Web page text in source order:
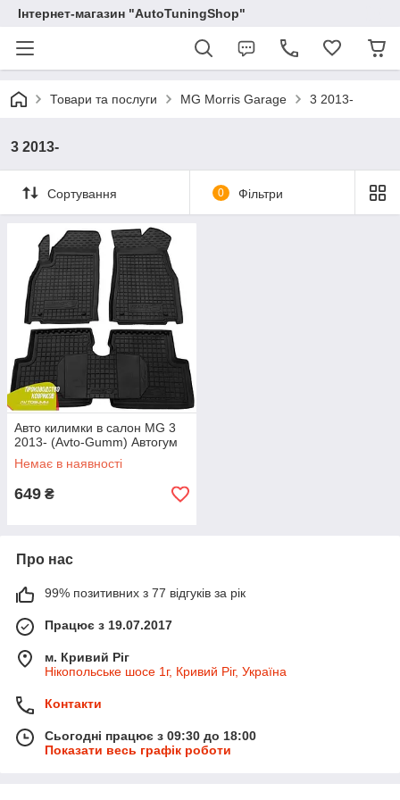
Інтернет-магазин "AutoTuningShop"
Товари та послуги MG Morris Garage 3 2013-
3 2013-
Сортування 0 Фільтри
Авто килимки в салон MG 3
2013- (Avto-Gumm) Автогум
Немає в наявності
649 ₴
Про нас
99% позитивних з 77 відгуків за рік
Працює з 19.07.2017
м. Кривий Ріг
Нікопольське шосе 1г, Кривий Ріг, Україна
Контакти
Сьогодні працює з 09:30 до 18:00
Показати весь графік роботи